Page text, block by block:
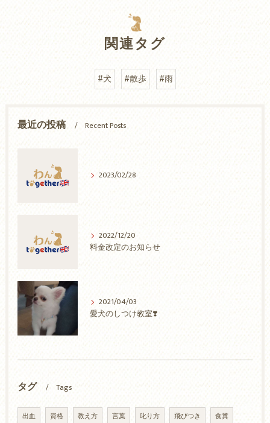
関連タグ
#犬 #散歩 #雨
最近の投稿 Recent Posts
2023/02/28
2022/12/20
料金改定のお知らせ
2021/04/03
愛犬のしつけ教室❣️
タグ Tags
出血 資格 教え方 言葉 叱り方 飛びつき 食糞